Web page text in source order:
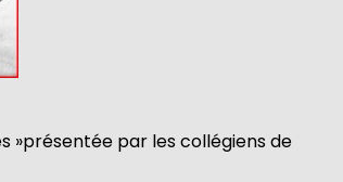
»présentée par les collégiens de